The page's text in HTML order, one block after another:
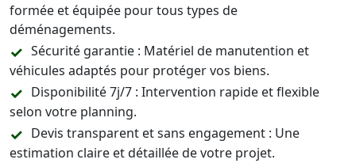
formée et équipée pour tous types de
déménagements.
Sécurité garantie : Matériel de manutention et
véhicules adaptés pour protéger vos biens.
Disponibilité 7j/7 : Intervention rapide et flexible
selon votre planning.
Devis transparent et sans engagement : Une
estimation claire et détaillée de votre projet.